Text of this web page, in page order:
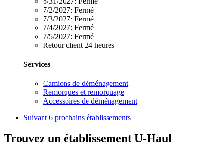
7/2/2027: Fermé
7/3/2027: Fermé
7/4/2027: Fermé
7/5/2027: Fermé
Retour client 24 heures
Services
Camions de déménagement
Remorques et remorquage
Accessoires de déménagement
Suivant 6 prochains établissements
Trouvez un établissement U-Haul